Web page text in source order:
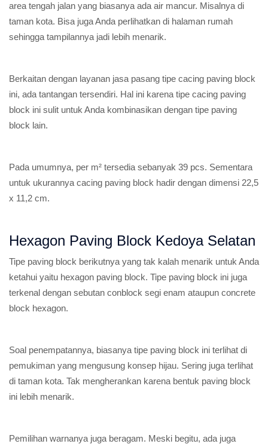
area tengah jalan yang biasanya ada air mancur. Misalnya di
taman kota. Bisa juga Anda perlihatkan di halaman rumah
sehingga tampilannya jadi lebih menarik.
Berkaitan dengan layanan jasa pasang tipe cacing paving block
ini, ada tantangan tersendiri. Hal ini karena tipe cacing paving
block ini sulit untuk Anda kombinasikan dengan tipe paving
block lain.
Pada umumnya, per m² tersedia sebanyak 39 pcs. Sementara
untuk ukurannya cacing paving block hadir dengan dimensi 22,5
x 11,2 cm.
Hexagon Paving Block Kedoya Selatan
Tipe paving block berikutnya yang tak kalah menarik untuk Anda
ketahui yaitu hexagon paving block. Tipe paving block ini juga
terkenal dengan sebutan conblock segi enam ataupun concrete
block hexagon.
Soal penempatannya, biasanya tipe paving block ini terlihat di
pemukiman yang mengusung konsep hijau. Sering juga terlihat
di taman kota. Tak mengherankan karena bentuk paving block
ini lebih menarik.
Pemilihan warnanya juga beragam. Meski begitu, ada juga